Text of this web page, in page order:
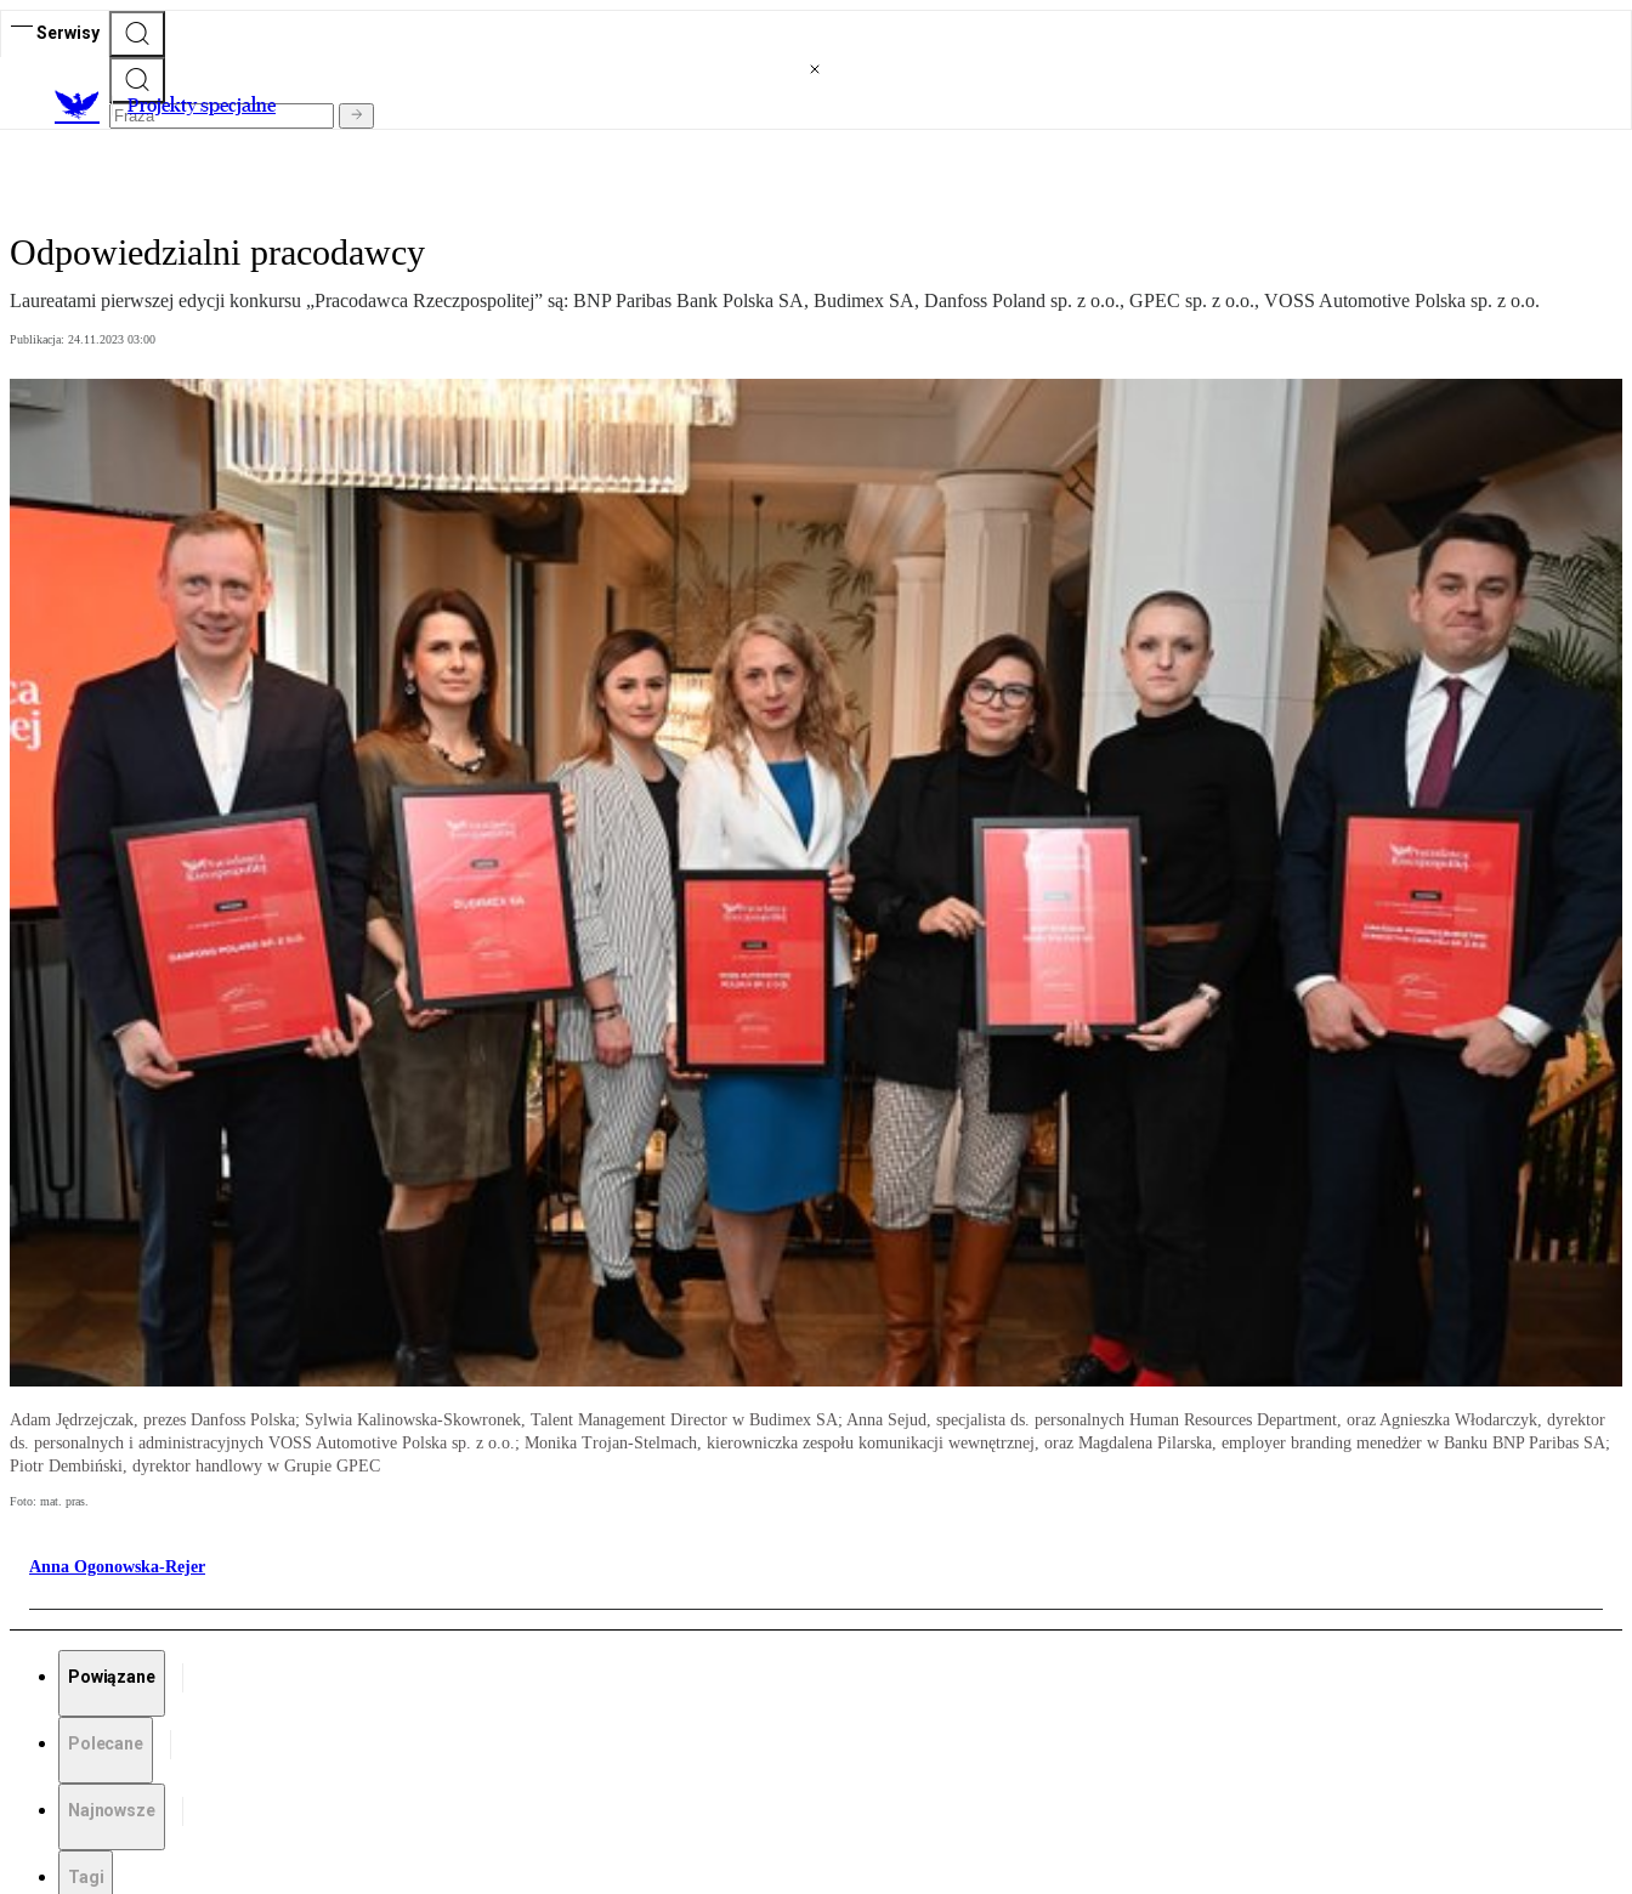
Serwisy
Projekty specjalne
Odpowiedzialni pracodawcy
Laureatami pierwszej edycji konkursu „Pracodawca Rzeczpospolitej” są: BNP Paribas Bank Polska SA, Budimex SA, Danfoss Poland sp. z o.o., GPEC sp. z o.o., VOSS Automotive Polska sp. z o.o.
Publikacja: 24.11.2023 03:00
Adam Jędrzejczak, prezes Danfoss Polska; Sylwia Kalinowska-Skowronek, Talent Management Director w Budimex SA; Anna Sejud, specjalista ds. personalnych Human Resources Department, oraz Agnieszka Włodarczyk, dyrektor
ds. personalnych i administracyjnych VOSS Automotive Polska sp. z o.o.; Monika Trojan-Stelmach, kierowniczka zespołu komunikacji wewnętrznej, oraz Magdalena Pilarska, employer branding menedżer w Banku BNP Paribas SA;
Piotr Dembiński, dyrektor handlowy w Grupie GPEC
Foto: mat. pras.
Anna Ogonowska-Rejer
Powiązane
Polecane
Najnowsze
Tagi